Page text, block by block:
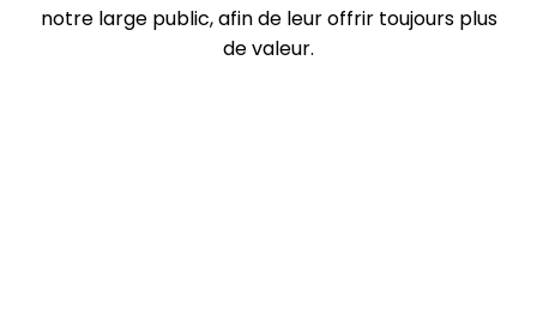
notre large public, afin de leur offrir toujours plus
de valeur.